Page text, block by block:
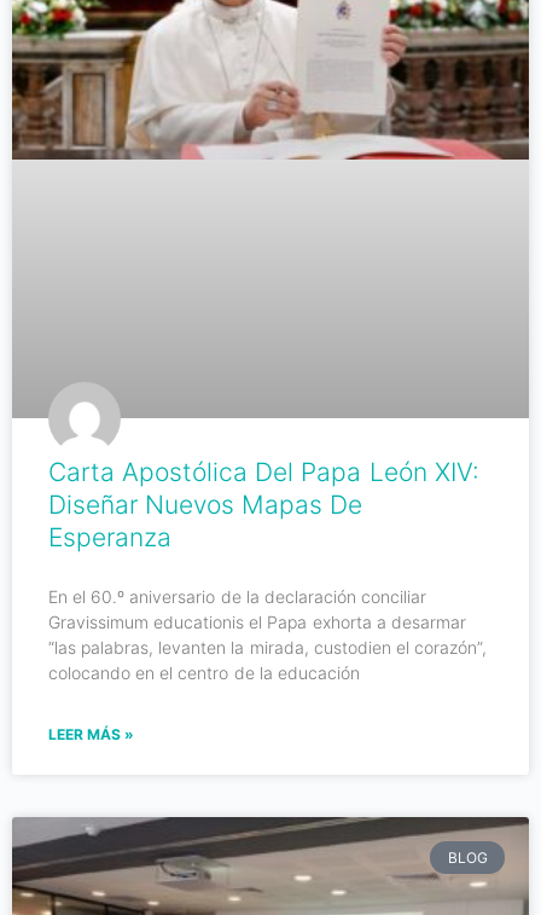
Carta Apostólica Del Papa León XIV:
Diseñar Nuevos Mapas De
Esperanza
En el 60.º aniversario de la declaración conciliar
Gravissimum educationis el Papa exhorta a desarmar
“las palabras, levanten la mirada, custodien el corazón”,
colocando en el centro de la educación
LEER MÁS »
BLOG